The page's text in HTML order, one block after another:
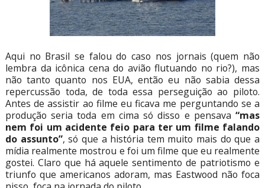
Aqui no Brasil se falou do caso nos jornais (quem não
lembra da icônica cena do avião flutuando no rio?), mas
não tanto quanto nos EUA, então eu não sabia dessa
repercussão toda, de toda essa perseguição ao piloto.
Antes de assistir ao filme eu ficava me perguntando se a
produção seria toda em cima só disso e pensava “mas
nem foi um acidente feio para ter um filme falando
do assunto”, só que a história tem muito mais do que a
mídia realmente mostrou e foi um filme que eu realmente
gostei. Claro que há aquele sentimento de patriotismo e
triunfo que americanos adoram, mas Eastwood não foca